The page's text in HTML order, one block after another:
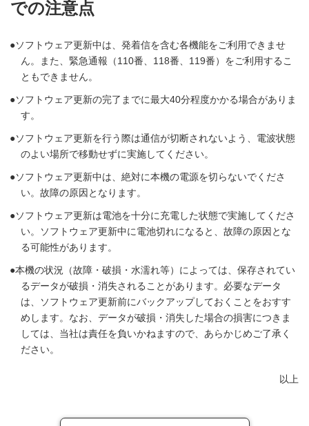
での注意点
ソフトウェア更新中は、発着信を含む各機能をご利用できませ
ん。また、緊急通報（110番、118番、119番）をご利用するこ
ともできません。
ソフトウェア更新の完了までに最大40分程度かかる場合がありま
す。
ソフトウェア更新を行う際は通信が切断されないよう、電波状態
のよい場所で移動せずに実施してください。
ソフトウェア更新中は、絶対に本機の電源を切らないでくださ
い。故障の原因となります。
ソフトウェア更新は電池を十分に充電した状態で実施してくださ
い。ソフトウェア更新中に電池切れになると、故障の原因とな
る可能性があります。
本機の状況（故障・破損・水濡れ等）によっては、保存されてい
るデータが破損・消失されることがあります。必要なデータ
は、ソフトウェア更新前にバックアップしておくことをおすす
めします。なお、データが破損・消失した場合の損害につきま
しては、当社は責任を負いかねますので、あらかじめご了承く
ださい。
以上